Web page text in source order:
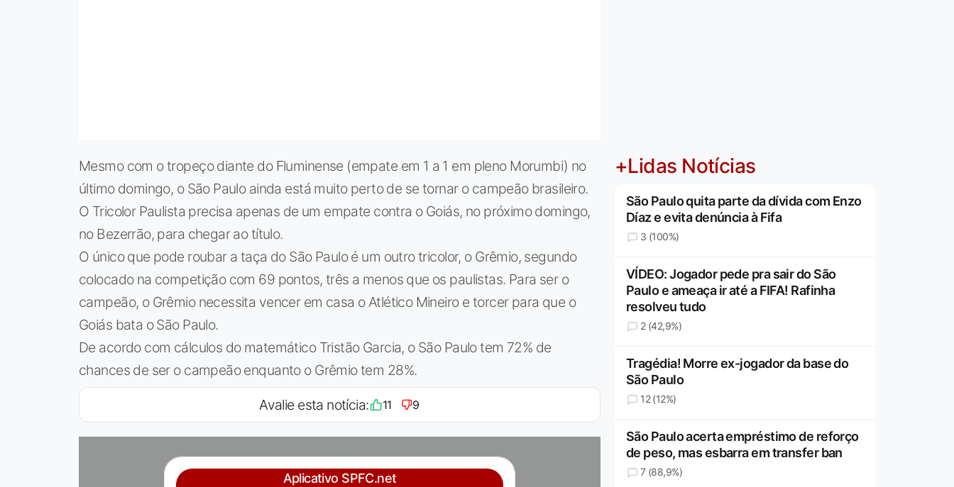
Mesmo com o tropeço diante do Fluminense (empate em 1 a 1 em pleno Morumbi) no
último domingo, o São Paulo ainda está muito perto de se tornar o campeão brasileiro.
O Tricolor Paulista precisa apenas de um empate contra o Goiás, no próximo domingo,
no Bezerrão, para chegar ao título.
O único que pode roubar a taça do São Paulo é um outro tricolor, o Grêmio, segundo
colocado na competição com 69 pontos, três a menos que os paulistas. Para ser o
campeão, o Grêmio necessita vencer em casa o Atlético Mineiro e torcer para que o
Goiás bata o São Paulo.
De acordo com cálculos do matemático Tristão Garcia, o São Paulo tem 72% de
chances de ser o campeão enquanto o Grêmio tem 28%.
Avalie esta notícia: 11 9
Aplicativo SPFC.net
+Lidas Notícias
São Paulo quita parte da dívida com Enzo
Díaz e evita denúncia à Fifa
3 (100%)
VÍDEO: Jogador pede pra sair do São
Paulo e ameaça ir até a FIFA! Rafinha
resolveu tudo
2 (42,9%)
Tragédia! Morre ex-jogador da base do
São Paulo
12 (12%)
São Paulo acerta empréstimo de reforço
de peso, mas esbarra em transfer ban
7 (88,9%)